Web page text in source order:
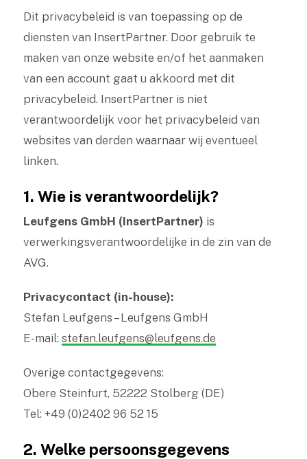
Dit privacybeleid is van toepassing op de
diensten van InsertPartner. Door gebruik te
maken van onze website en/of het aanmaken
van een account gaat u akkoord met dit
privacybeleid. InsertPartner is niet
verantwoordelijk voor het privacybeleid van
websites van derden waarnaar wij eventueel
linken.
1. Wie is verantwoordelijk?
Leufgens GmbH (InsertPartner) is
verwerkingsverantwoordelijke in de zin van de
AVG.
Privacycontact (in-house):
Stefan Leufgens – Leufgens GmbH
E-mail: stefan.leufgens@leufgens.de
Overige contactgegevens:
Obere Steinfurt, 52222 Stolberg (DE)
Tel: +49 (0)2402 96 52 15
2. Welke persoonsgegevens